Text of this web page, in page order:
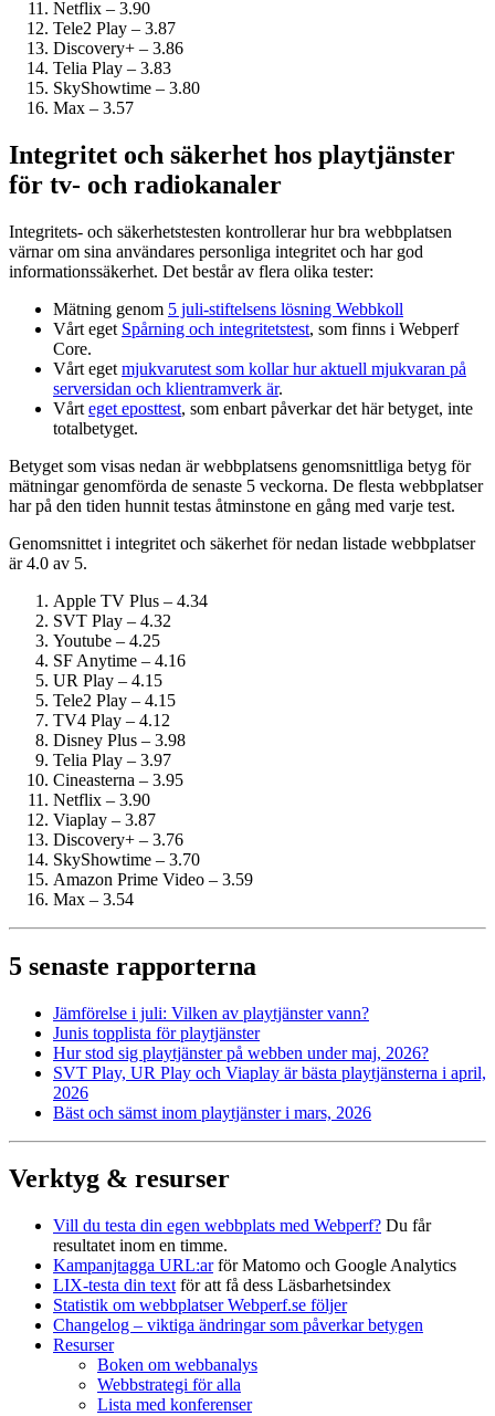
Netflix – 3.90
Tele2 Play – 3.87
Discovery+ – 3.86
Telia Play – 3.83
SkyShowtime – 3.80
Max – 3.57
Integritet och säkerhet hos playtjänster
för tv- och radiokanaler
Integritets- och säkerhetstesten kontrollerar hur bra webbplatsen
värnar om sina användares personliga integritet och har god
informations­säkerhet. Det består av flera olika tester:
Mätning genom 5 juli-stiftelsens lösning Webbkoll
Vårt eget Spårning och integritetstest, som finns i Webperf
Core.
Vårt eget mjukvarutest som kollar hur aktuell mjukvaran på
serversidan och klient­ramverk är.
Vårt eget eposttest, som enbart påverkar det här betyget, inte
totalbetyget.
Betyget som visas nedan är webbplatsens genomsnittliga betyg för
mätningar genomförda de senaste 5 veckorna. De flesta webbplatser
har på den tiden hunnit testas åtminstone en gång med varje test.
Genomsnittet i integritet och säkerhet för nedan listade webbplatser
är 4.0 av 5.
Apple TV Plus – 4.34
SVT Play – 4.32
Youtube – 4.25
SF Anytime – 4.16
UR Play – 4.15
Tele2 Play – 4.15
TV4 Play – 4.12
Disney Plus – 3.98
Telia Play – 3.97
Cineasterna – 3.95
Netflix – 3.90
Viaplay – 3.87
Discovery+ – 3.76
SkyShowtime – 3.70
Amazon Prime Video – 3.59
Max – 3.54
5 senaste rapporterna
Jämförelse i juli: Vilken av playtjänster vann?
Junis topplista för playtjänster
Hur stod sig playtjänster på webben under maj, 2026?
SVT Play, UR Play och Viaplay är bästa playtjänsterna i april,
2026
Bäst och sämst inom playtjänster i mars, 2026
Verktyg & resurser
Vill du testa din egen webbplats med Webperf? Du får
resultatet inom en timme.
Kampanjtagga URL:arför Matomo och Google Analytics
LIX-testa din text för att få dess Läsbarhetsindex
Statistik om webbplatser Webperf.se följer
Changelog – viktiga ändringar som påverkar betygen
Resurser
Boken om webbanalys
Webbstrategi för alla
Lista med konferenser